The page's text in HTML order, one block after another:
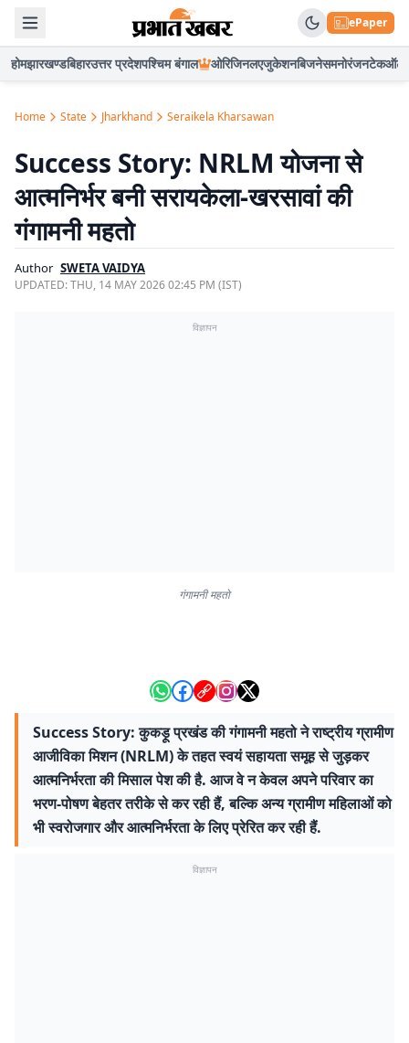
ePaper
होमझारखण्डबिहारउत्तर प्रदेशपश्चिम बंगाल ओरिजिनलएजुकेशनबिजनेसमनोरंजनटेकऑटो
Home State Jharkhand Seraikela Kharsawan
Success Story: NRLM योजना से
आत्मनिर्भर बनी सरायकेला-खरसावां की
गंगामनी महतो
Author SWETA VAIDYA
UPDATED:THU, 14 MAY 2026 02:45 PM (IST)
विज्ञापन
गंगामनी महतो
Success Story: कुकड़ू प्रखंड की गंगामनी महतो ने राष्ट्रीय ग्रामीण
आजीविका मिशन (NRLM) के तहत स्वयं सहायता समूह से जुड़कर
आत्मनिर्भरता की मिसाल पेश की है. आज वे न केवल अपने परिवार का
भरण-पोषण बेहतर तरीके से कर रही हैं, बल्कि अन्य ग्रामीण महिलाओं को
भी स्वरोजगार और आत्मनिर्भरता के लिए प्रेरित कर रही हैं.
विज्ञापन